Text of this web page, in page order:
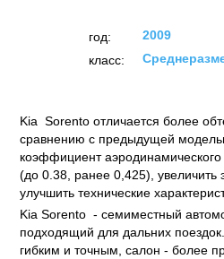
год:
2009
класс:
Kia Sorento отличается более
сравнению с предыдущей
коэффициент
(до 0.38, ранее 0,425), увеличить
улучшить технические
Kia Sorento - семиместный
подходящий для дальних
гибким и точным, салон - более